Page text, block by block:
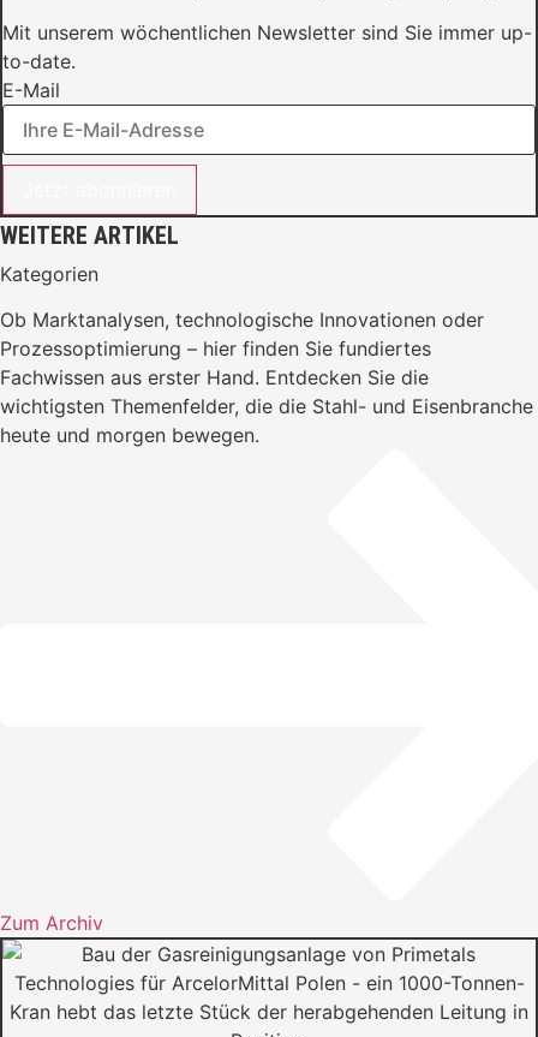
Mit unserem wöchentlichen Newsletter sind Sie immer up-
to-date.
E-Mail
WEITERE ARTIKEL
Kategorien
Ob Marktanalysen, technologische Innovationen oder
Prozessoptimierung – hier finden Sie fundiertes
Fachwissen aus erster Hand. Entdecken Sie die
wichtigsten Themenfelder, die die Stahl- und Eisenbranche
heute und morgen bewegen.
Zum Archiv